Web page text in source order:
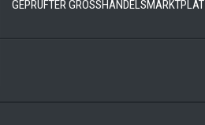
GEPRÜFTER GROSSHANDELSMARKTPLATZ